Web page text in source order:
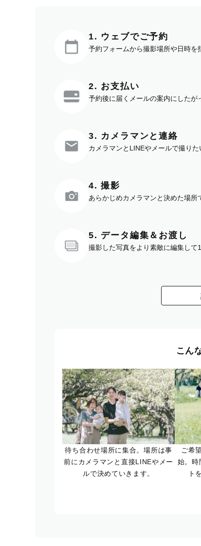
1. ウェブでご予約
予約フォームから撮影場所や日時を
2. お支払い
予約後に届くメールの案内にしたが
3. カメラマンと連絡
カメラマンとLINEやメールで撮り
4. 撮影
あらかじめカメラマンと決めた場所
5. データ編集＆お渡し
撮影した写真をより素敵に編集して
こん
待ち合わせ場所に集合。場所は事
前にカメラマンと直接LINEやメー
ルで決めていきます。
ご希
始。時
ト